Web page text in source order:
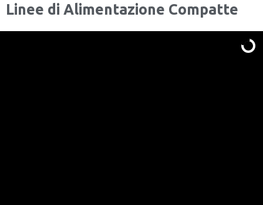
Linee di Alimentazione Compatte